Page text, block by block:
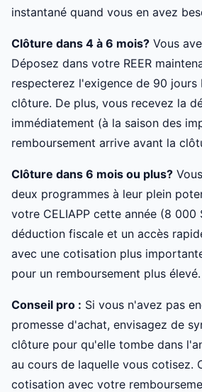
instantané quand vous en avez
Clôture dans 4 à 6 mois? Vous
Déposez dans votre REER
respecterez l'exigence de 90 jours
clôture. De plus, vous recevez la
immédiatement (à la saison des
remboursement arrive avant la
Clôture dans 6 mois ou plus?
deux programmes à leur plein
votre CELIAPP cette année (8 000
déduction fiscale et un accès
avec une cotisation plus
pour un remboursement plus élevé.
Conseil pro : Si vous n'avez pas
promesse d'achat, envisagez de
clôture pour qu'elle tombe dans
au cours de laquelle vous cotisez.
cotisation avec votre